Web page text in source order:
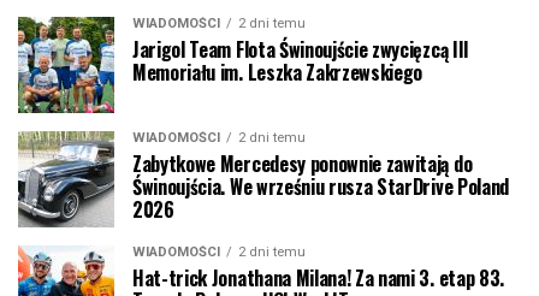
WIADOMOŚCI 2 dni temu
Jarigol Team Flota Świnoujście zwycięzcą III
Memoriału im. Leszka Zakrzewskiego
WIADOMOŚCI 2 dni temu
Zabytkowe Mercedesy ponownie zawitają do
Świnoujścia. We wrześniu rusza StarDrive Poland
2026
WIADOMOŚCI 2 dni temu
Hat-trick Jonathana Milana! Za nami 3. etap 83.